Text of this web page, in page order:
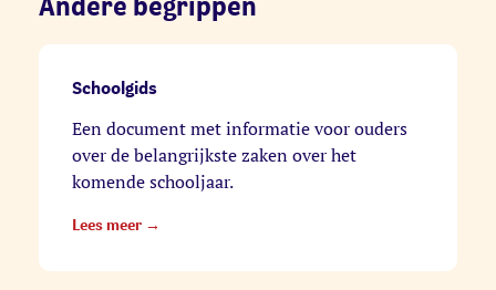
Schoolgids
Een document met informatie voor ouders
over de belangrijkste zaken over het
komende schooljaar.
Lees meer →